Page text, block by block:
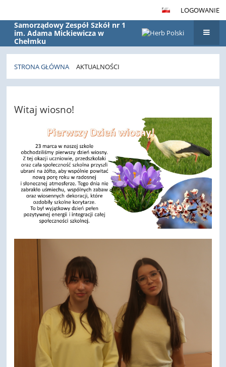
LOGOWANIE
Samorządowy Zespół Szkół nr 1
im. Adama Mickiewicza w
Chełmku
STRONA GŁÓWNA AKTUALNOŚCI
Witaj wiosno!